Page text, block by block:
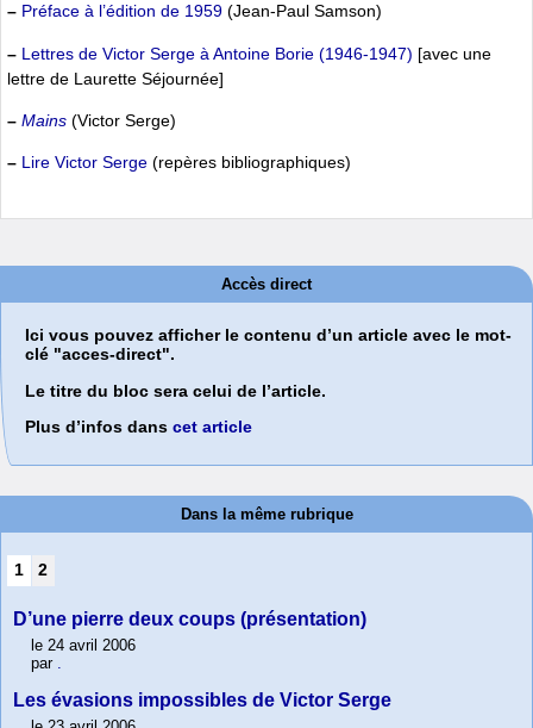
– Préface à l’édition de 1959 (Jean-Paul Samson)
– Lettres de Victor Serge à Antoine Borie (1946-1947) [avec une
lettre de Laurette Séjournée]
– Mains (Victor Serge)
– Lire Victor Serge (repères bibliographiques)
Accès direct
Ici vous pouvez afficher le contenu d’un article avec le mot-
clé "acces-direct".
Le titre du bloc sera celui de l’article.
Plus d’infos dans cet article
Dans la même rubrique
1 2
D’une pierre deux coups (présentation)
le 24 avril 2006
par
Les évasions impossibles de Victor Serge